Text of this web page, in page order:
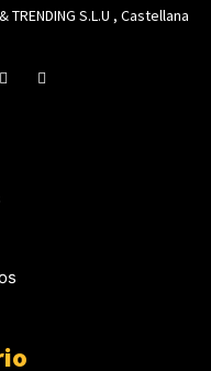
S.L.U , Castellana